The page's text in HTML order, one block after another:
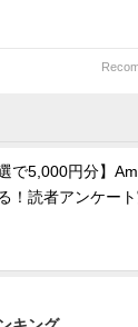
選で5,000円分】
！読者アンケー